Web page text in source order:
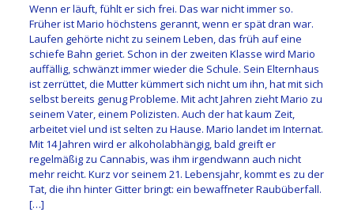
Wenn er läuft, fühlt er sich frei. Das war nicht immer so.
Früher ist Mario höchstens gerannt, wenn er spät dran war.
Laufen gehörte nicht zu seinem Leben, das früh auf eine
schiefe Bahn geriet. Schon in der zweiten Klasse wird Mario
auffällig, schwänzt immer wieder die Schule. Sein Elternhaus
ist zerrüttet, die Mutter kümmert sich nicht um ihn, hat mit sich
selbst bereits genug Probleme. Mit acht Jahren zieht Mario zu
seinem Vater, einem Polizisten. Auch der hat kaum Zeit,
arbeitet viel und ist selten zu Hause. Mario landet im Internat.
Mit 14 Jahren wird er alkoholabhängig, bald greift er
regelmäßig zu Cannabis, was ihm irgendwann auch nicht
mehr reicht. Kurz vor seinem 21. Lebensjahr, kommt es zu der
Tat, die ihn hinter Gitter bringt: ein bewaffneter Raubüberfall.
[…]